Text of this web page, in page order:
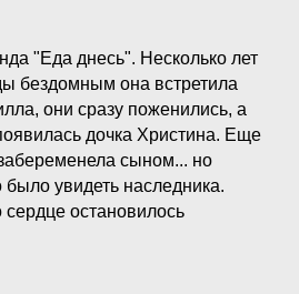
"Еда днесь". Несколько лет
бездомным она встретила
они сразу поженились, а
дочка Христина. Еще
сыном... но
увидеть наследника.
сердце остановилось